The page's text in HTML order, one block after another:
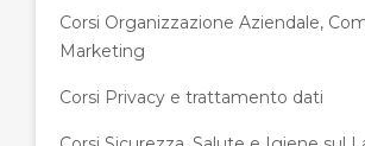
Corsi Organizzazione Aziendale,
Marketing
Corsi Privacy e trattamento dati